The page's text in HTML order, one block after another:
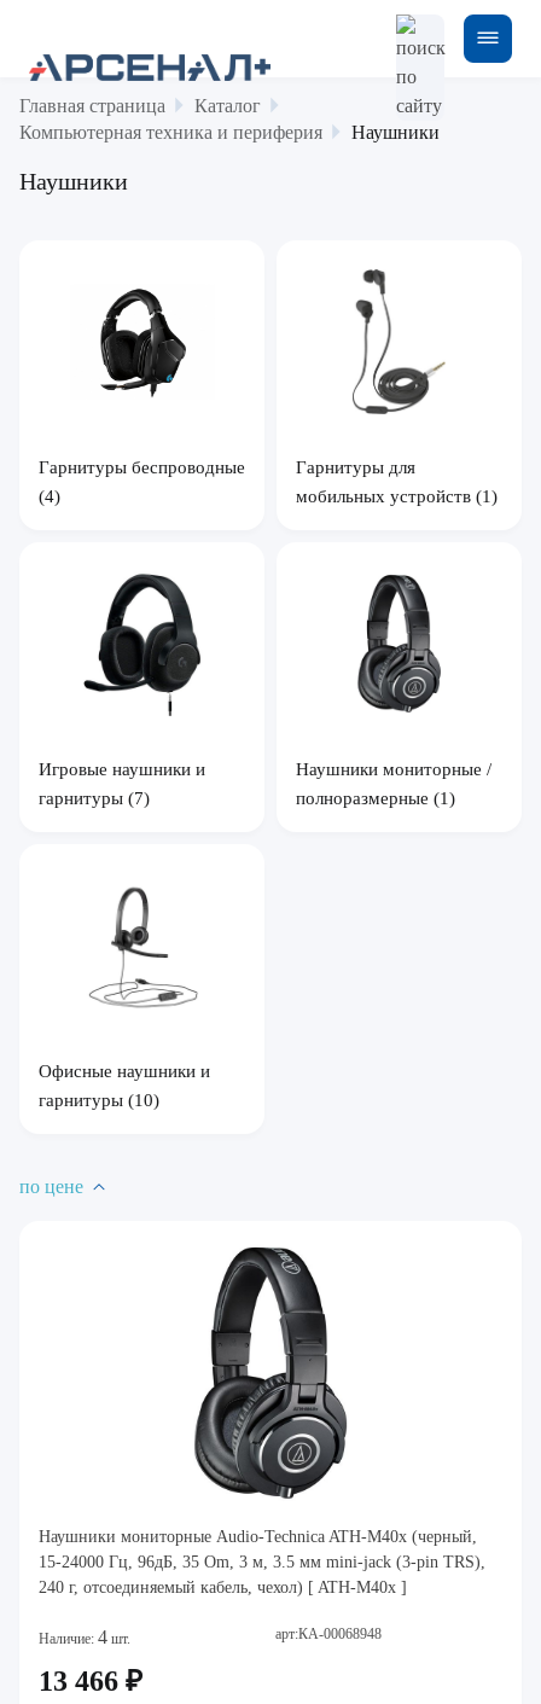
Главная страница
Каталог
Компьютерная техника и периферия
Наушники
Наушники
Гарнитуры беспроводные
(4)
Гарнитуры для
мобильных устройств (1)
Игровые наушники и
гарнитуры (7)
Наушники мониторные /
полноразмерные (1)
Офисные наушники и
гарнитуры (10)
по цене
Наушники мониторные Audio-Technica ATH-M40x (черный,
15-24000 Гц, 96дБ, 35 Om, 3 м, 3.5 мм mini-jack (3-pin TRS),
240 г, отсоединяемый кабель, чехол) [ ATH-M40x ]
Наличие: 4 шт. арт:КА-00068948
13 466 ₽